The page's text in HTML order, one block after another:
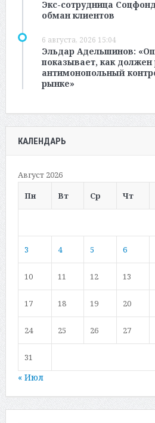
Экс-сотрудница
обман клиентов
6 августа, 2026 15:04
Эльдар Адельшинов:
показывает, как должен
антимонопольный
рынке»
КАЛЕНДАРЬ
Август 2026
Пн
Вт Ср Чт
3 4 5 6
10 11 12 13
17 18 19 20
24 25 26 27
31
« Июл